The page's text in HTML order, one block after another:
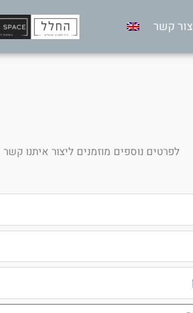
צור קשר
לפרטים נוספים מוזמנים ליצור איתנו קשר